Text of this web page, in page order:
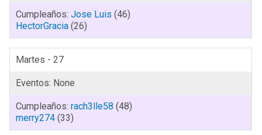
Jose Luis (46)
HectorGracia (26)
Martes - 27
rach3lle58 (48)
merry274 (33)